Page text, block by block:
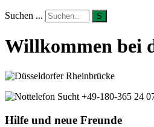
Suchen ... S
Willkommen bei
Hilfe und neue Freunde